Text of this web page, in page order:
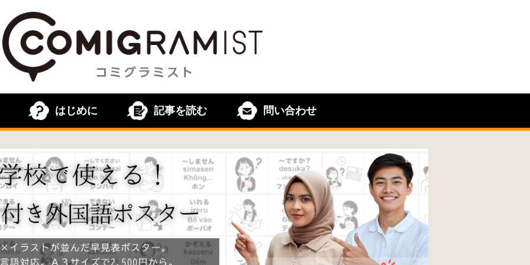
はじめに 記事を読む 問い合わせ